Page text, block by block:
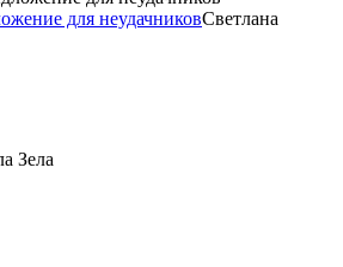
для неудачниковСветлана
Зела